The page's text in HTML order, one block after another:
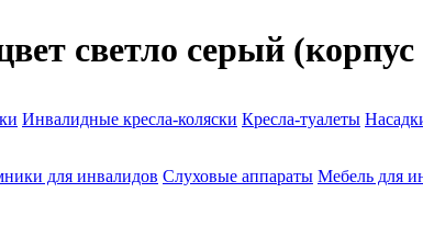
Инвалидные кресла-коляски Кресла-туалеты
для инвалидов Слуховые аппараты Мебель для
серый (корпус